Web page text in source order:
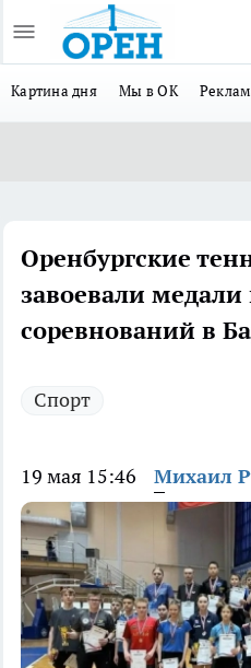
Картина дня Мы в ОК
Оренбургские
завоевали медали
соревнований в
Спорт
19 мая 15:46 Михаил